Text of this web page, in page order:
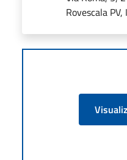
Rovescala